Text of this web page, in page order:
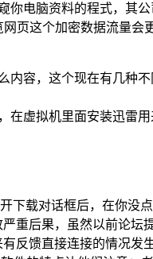
电脑资料的程式，其
页这个加密数据流量会
容，这个现在有几种
虚拟机里面安装迅雷
下载对话框后，在你没
重后果，虽然以前论
反馈直接连接的情况发